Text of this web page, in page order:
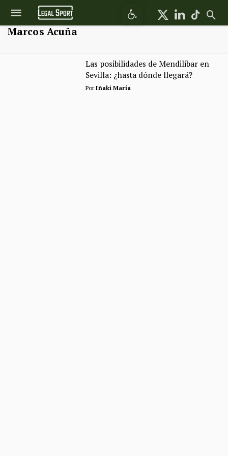
Abrir barra de herramientas
Marcos Acuña
Las posibilidades de Mendilibar en
Sevilla: ¿hasta dónde llegará?
PorIñaki María